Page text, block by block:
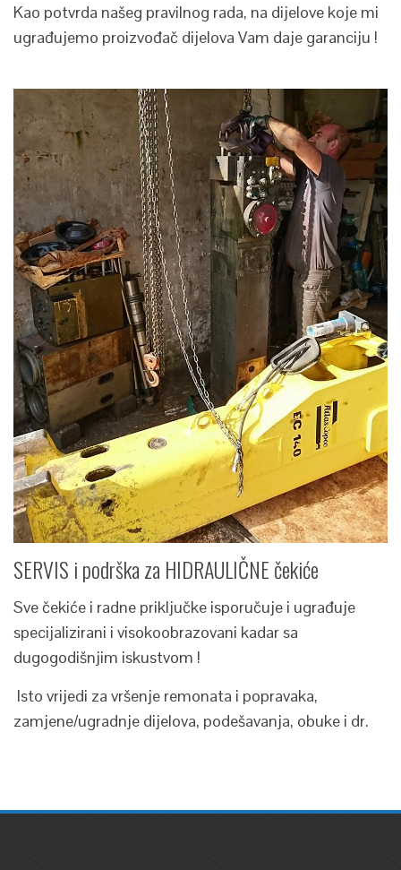
Kao potvrda našeg pravilnog rada, na dijelove koje mi
ugrađujemo proizvođač dijelova Vam daje garanciju !
SERVIS i podrška za HIDRAULIČNE čekiće
Sve čekiće i radne priključke isporučuje i ugrađuje
specijalizirani i visokoobrazovani kadar sa
dugogodišnjim iskustvom !
Isto vrijedi za vršenje remonata i popravaka,
zamjene/ugradnje dijelova, podešavanja, obuke i dr.